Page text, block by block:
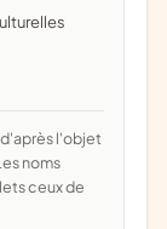
noms
ceux de